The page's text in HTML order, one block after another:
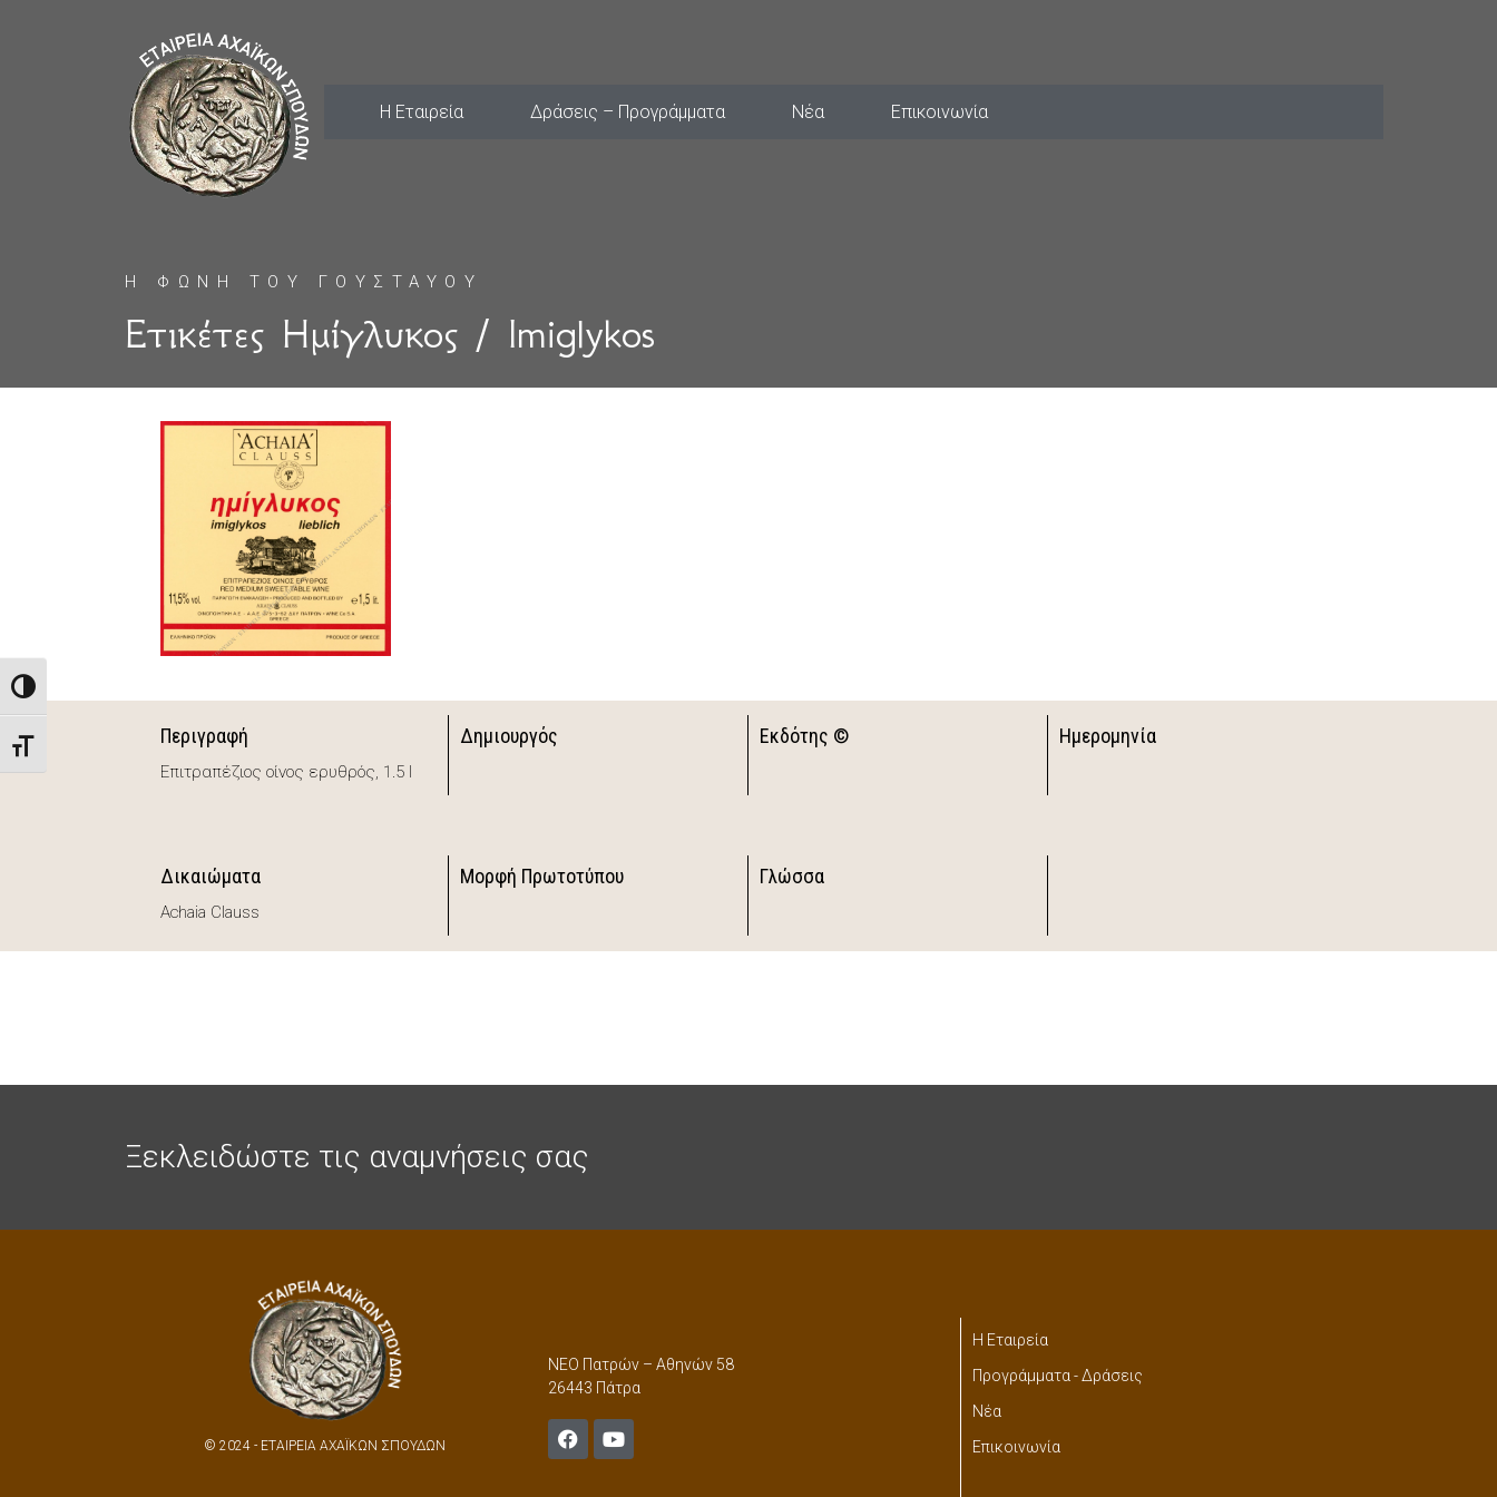
Toggle High Contrast
Toggle Font size
Η Εταιρεία Δράσεις – Προγράμματα Νέα Επικοινωνία
Η ΦΩΝΗ ΤΟΥ ΓΟΥΣΤΑΥΟΥ
Ετικέτες Ημίγλυκος / Imiglykos
Περιγραφή
Επιτραπέζιος οίνος ερυθρός, 1.5 l
Δημιουργός Εκδότης © Ημερομηνία
Δικαιώματα
Achaia Clauss
Μορφή Πρωτοτύπου Γλώσσα
Ξεκλειδώστε τις αναμνήσεις σας
© 2024 - ΕΤΑΙΡΕΙΑ ΑΧΑΪΚΩΝ ΣΠΟΥΔΩΝ
ΝΕΟ Πατρών – Αθηνών 58
26443 Πάτρα
Η Εταιρεία
Προγράμματα - Δράσεις
Νέα
Επικοινωνία